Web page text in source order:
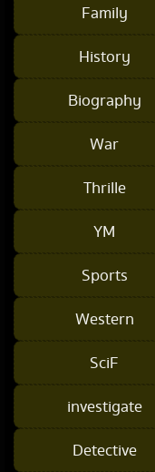
Family
History
Biography
War
Thrille
YM
Sports
Western
SciF
investigate
Detective